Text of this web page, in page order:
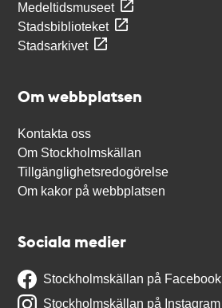
Medeltidsmuseet
Stadsbiblioteket
Stadsarkivet
Om webbplatsen
Kontakta oss
Om Stockholmskällan
Tillgänglighetsredogörelse
Om kakor på webbplatsen
Sociala medier
Stockholmskällan på Facebook
Stockholmskällan på Instagram